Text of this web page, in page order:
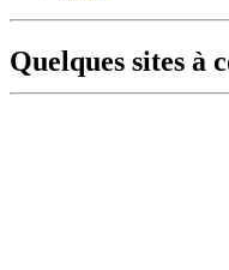
Quelques sites à